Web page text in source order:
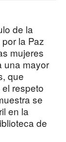
de la
la Paz
mujeres
una mayor
que
respeto
se
en la
de